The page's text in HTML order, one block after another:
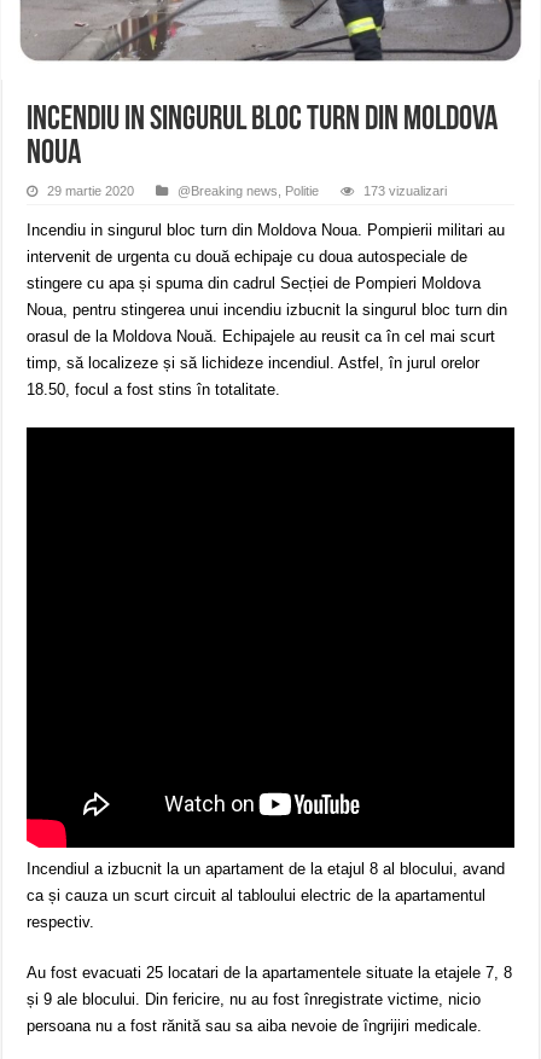
ANUNȚ OPRIRE APĂ în Reșița, cartier Țerova – avarie – 04.08.2026
Incendiu in singurul bloc turn din Moldova
Noua
29 martie 2020 @Breaking news Politie 173 vizualizari
Incendiu in singurul bloc turn din Moldova Noua. Pompierii militari au
intervenit de urgenta cu două echipaje cu doua autospeciale de
stingere cu apa și spuma din cadrul Secției de Pompieri Moldova
Noua, pentru stingerea unui incendiu izbucnit la singurul bloc turn din
orasul de la Moldova Nouă. Echipajele au reusit ca în cel mai scurt
timp, să localizeze și să lichideze incendiul. Astfel, în jurul orelor
18.50, focul a fost stins în totalitate.
Incendiul a izbucnit la un apartament de la etajul 8 al blocului, avand
ca și cauza un scurt circuit al tabloului electric de la apartamentul
respectiv.
Au fost evacuati 25 locatari de la apartamentele situate la etajele 7, 8
și 9 ale blocului. Din fericire, nu au fost înregistrate victime, nicio
persoana nu a fost rănită sau sa aiba nevoie de îngrijiri medicale.